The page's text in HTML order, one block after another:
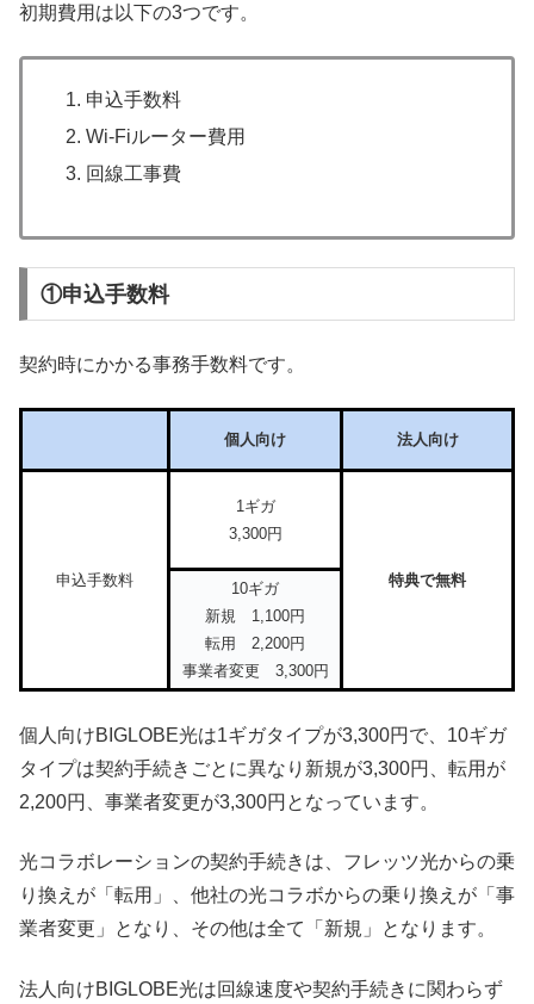
初期費用は以下の3つです。
申込手数料
Wi-Fiルーター費用
回線工事費
①申込手数料
契約時にかかる事務手数料です。
個人向け 法人向け
申込手数料
1ギガ
3,300円
特典で無料
10ギガ
新規 1,100円
転用 2,200円
事業者変更 3,300円
個人向けBIGLOBE光は1ギガタイプが3,300円で、10ギガ
タイプは契約手続きごとに異なり新規が3,300円、転用が
2,200円、事業者変更が3,300円となっています。
光コラボレーションの契約手続きは、フレッツ光からの乗
り換えが「転用」、他社の光コラボからの乗り換えが「事
業者変更」となり、その他は全て「新規」となります。
法人向けBIGLOBE光は回線速度や契約手続きに関わらず